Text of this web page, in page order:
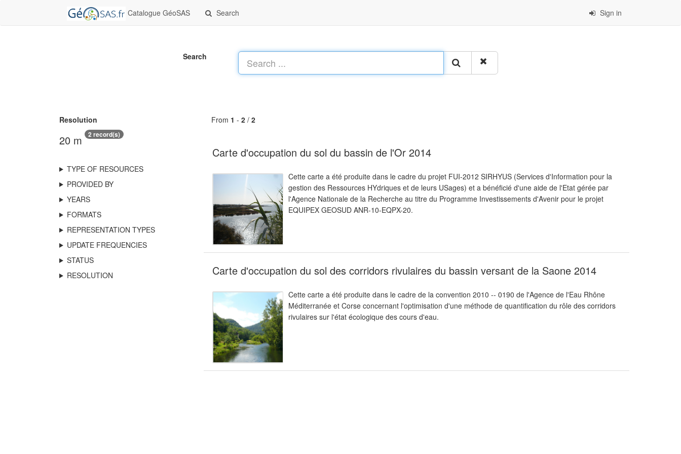
Catalogue GéoSAS Search Sign in
Search
Resolution
20 m 2 record(s)
TYPE OF RESOURCES
PROVIDED BY
YEARS
FORMATS
REPRESENTATION TYPES
UPDATE FREQUENCIES
STATUS
RESOLUTION
From 1 - 2 / 2
Carte d'occupation du sol du bassin de l'Or 2014
Cette carte a été produite dans le cadre du projet FUI-2012 SIRHYUS (Services d'Information pour la
gestion des Ressources HYdriques et de leurs USages) et a bénéficié d'une aide de l'Etat gérée par
l'Agence Nationale de la Recherche au titre du Programme Investissements d'Avenir pour le projet
EQUIPEX GEOSUD ANR-10-EQPX-20.
Carte d'occupation du sol des corridors rivulaires du bassin versant de la Saone 2014
Cette carte a été produite dans le cadre de la convention 2010 -- 0190 de l'Agence de l'Eau Rhône
Méditerranée et Corse concernant l'optimisation d'une méthode de quantification du rôle des corridors
rivulaires sur l'état écologique des cours d'eau.